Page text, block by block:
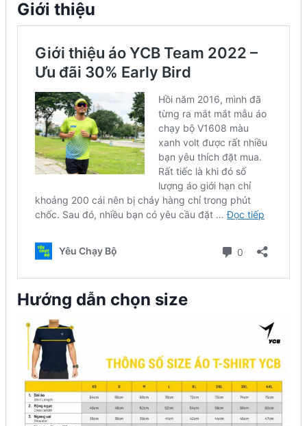
Giới thiệu
Hướng dẫn chọn size